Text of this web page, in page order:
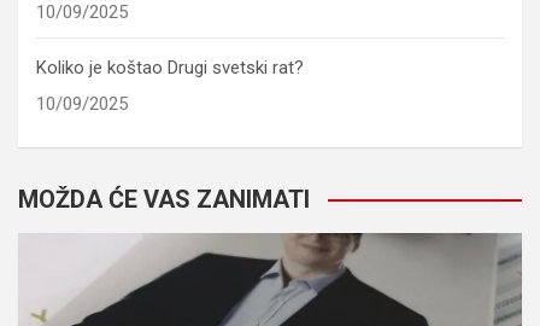
10/09/2025
Koliko je koštao Drugi svetski rat?
10/09/2025
MOŽDA ĆE VAS ZANIMATI